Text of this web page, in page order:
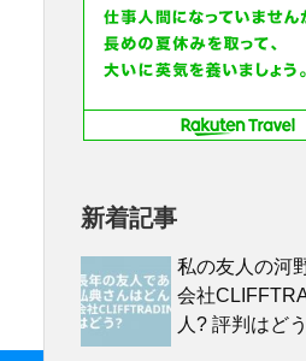
新着記事
私の友人の河
会社
人? 評判はど